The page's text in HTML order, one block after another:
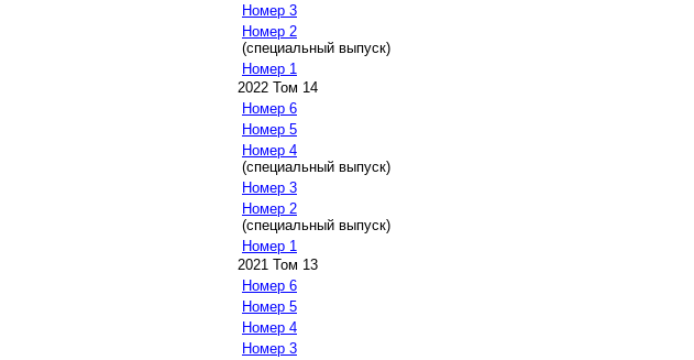
Номер 3
Номер 2
(специальный выпуск)
Номер 1
2022 Том 14
Номер 6
Номер 5
Номер 4
(специальный выпуск)
Номер 3
Номер 2
(специальный выпуск)
Номер 1
2021 Том 13
Номер 6
Номер 5
Номер 4
Номер 3